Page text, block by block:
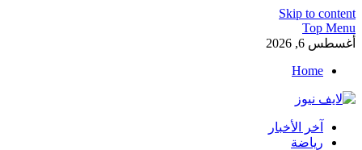
Skip to content
Top Menu
أغسطس 6, 2026
Home
لايف نيوز
آخر الأخبار العاجلة لحظة بلحظة من العالم العربي والعالم
آخر الأخبار
رياضة